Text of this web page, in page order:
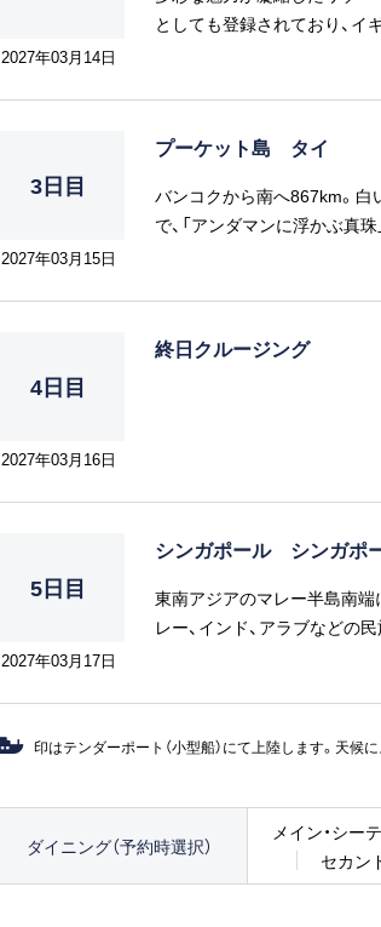
2027年03月14日
としても登録されており、
SWETTENHAN PIERに停泊
3日目
2027年03月15日
プーケット島 タイ
バンコクから南へ867km。
で、「アンダマンに浮かぶ真
ーチまで車で45分。寄港地観
4日目
2027年03月16日
終日クルージング
5日目
2027年03月17日
シンガポール シンガポ
東南アジアのマレー半島南端
レー、インド、アラブなどの
印はテンダーポート（小型船）にて上陸します。天候
ダイニング（予約時選択）
メイン・シー
セカン